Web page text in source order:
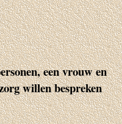
een vrouw en
willen bespreken